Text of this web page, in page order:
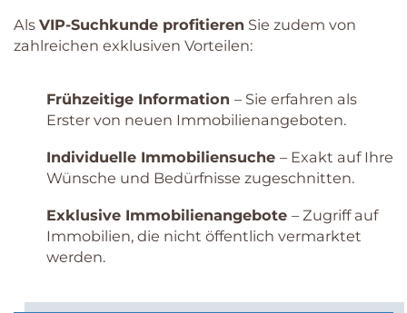
Als VIP-Suchkunde profitieren Sie zudem von
zahlreichen exklusiven Vorteilen:
Frühzeitige Information – Sie erfahren als
Erster von neuen Immobilienangeboten.
Individuelle Immobiliensuche – Exakt auf Ihre
Wünsche und Bedürfnisse zugeschnitten.
Exklusive Immobilienangebote – Zugriff auf
Immobilien, die nicht öffentlich vermarktet
werden.